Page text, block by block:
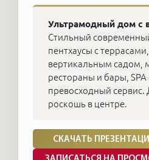
Ультрамодный дом с
Стильный
пентхаусы с
вертикальным садом,
рестораны и бары, SPA
превосходный сервис.
роскошь в центре.
СКАЧАТЬ